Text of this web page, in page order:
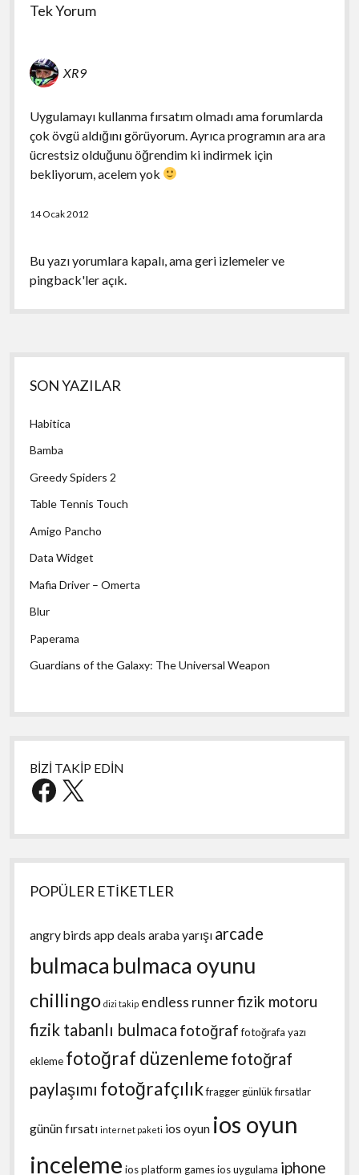
Tek Yorum
XR9
Uygulamayı kullanma fırsatım olmadı ama forumlarda
çok övgü aldığını görüyorum. Ayrıca programın ara ara
ücrestsiz olduğunu öğrendim ki indirmek için
bekliyorum, acelem yok
14 Ocak 2012
Bu yazı yorumlara kapalı, amageri izlemelerve
pingback'ler açık.
Yan
Menü
SON YAZILAR
Habitica
Bamba
Greedy Spiders 2
Table Tennis Touch
Amigo Pancho
Data Widget
Mafia Driver – Omerta
Blur
Paperama
Guardians of the Galaxy: The Universal Weapon
BİZİ TAKİP EDİN
Facebook
X
POPÜLER ETİKETLER
angry birds app deals araba yarışı arcade
bulmaca bulmaca oyunu
chillingo dizi takip endless runnerfizik motoru
fizik tabanlı bulmaca fotoğraf fotoğrafa yazı
ekleme fotoğraf düzenleme fotoğraf
paylaşımı fotoğrafçılıkfraggergünlük fırsatlar
günün fırsatı internet paketi ios oyun ios oyun
inceleme ios platform gamesios uygulama iphone